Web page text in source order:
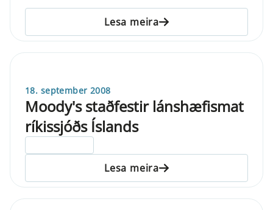
Lesa meira
18. september 2008
Moody's staðfestir lánshæfismat
ríkissjóðs Íslands
Lesa meira